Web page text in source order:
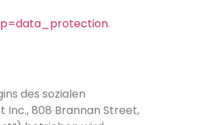
.
des sozialen
Inc., 808 Brannan Street,